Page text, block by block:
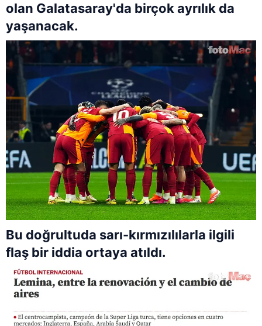
olan Galatasaray'da birçok ayrılık da
yaşanacak.
Bu doğrultuda sarı-kırmızılılarla ilgili
flaş bir iddia ortaya atıldı.